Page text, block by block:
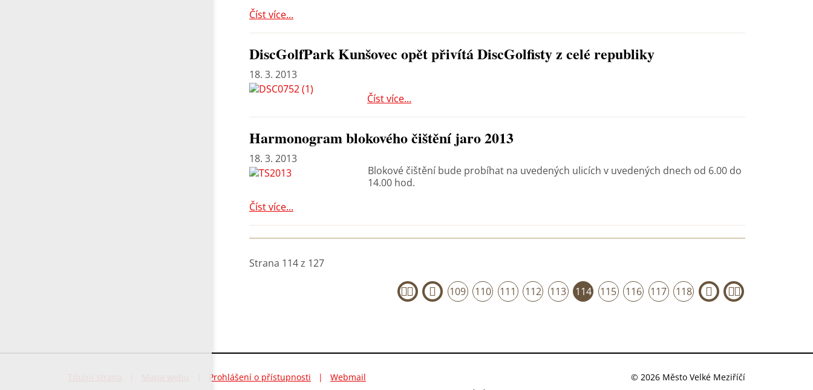
Číst více...
DiscGolfPark Kunšovec opět přivítá DiscGolfisty z celé republiky
18. 3. 2013
Číst více...
Harmonogram blokového čištění jaro 2013
18. 3. 2013
Blokové čištění bude probíhat na uvedených ulicích v uvedených dnech od 6.00 do
14.00 hod.
Číst více...
Strana 114 z 127
« ‹ 109 110 111 112 113 114 115 116 117 118 › »
Prohlášení o přístupnosti | Webmail
© 2026 Město Velké Meziříčí